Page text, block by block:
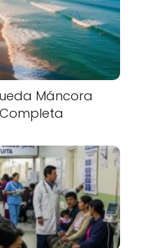
Máncora